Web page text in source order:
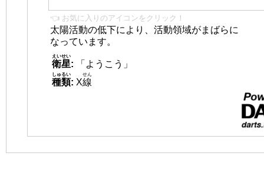
👈 お気に入りのアイコンをクリック！
太陽活動の低下により、活動領域がまばらに
なっています。
衛星
えいせい
:
「ようこう」
種類
しゅるい
: X線
せん